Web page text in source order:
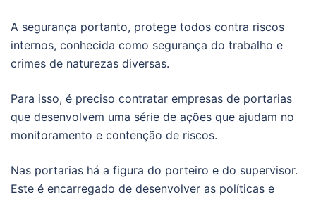
A segurança portanto, protege todos contra riscos
internos, conhecida como segurança do trabalho e
crimes de naturezas diversas.
Para isso, é preciso contratar empresas de portarias
que desenvolvem uma série de ações que ajudam no
monitoramento e contenção de riscos.
Nas portarias há a figura do porteiro e do supervisor.
Este é encarregado de desenvolver as políticas e